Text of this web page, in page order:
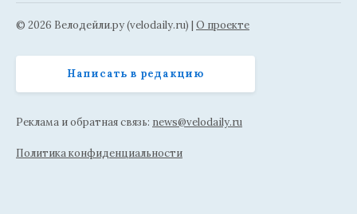
© 2026 Велодейли.ру (velodaily.ru) | О проекте
Написать в редакцию
Реклама и обратная связь: news@velodaily.ru
Политика конфиденциальности